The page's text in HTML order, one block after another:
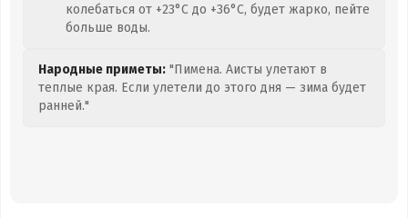
колебаться от +23°C до +36°C, будет жарко, пейте
больше воды.
Народные приметы: "Пимена. Аисты улетают в
теплые края. Если улетели до этого дня — зима будет
ранней."